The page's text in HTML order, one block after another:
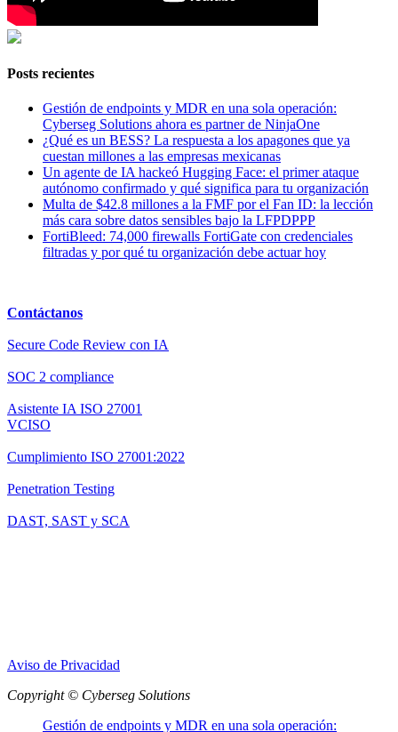
Posts recientes
Gestión de endpoints y MDR en una sola operación:
Cyberseg Solutions ahora es partner de NinjaOne
¿Qué es un BESS? La respuesta a los apagones que ya
cuestan millones a las empresas mexicanas
Un agente de IA hackeó Hugging Face: el primer ataque
autónomo confirmado y qué significa para tu organización
Multa de $42.8 millones a la FMF por el Fan ID: la lección
más cara sobre datos sensibles bajo la LFPDPPP
FortiBleed: 74,000 firewalls FortiGate con credenciales
filtradas y por qué tu organización debe actuar hoy
Contáctanos
Secure Code Review con IA
SOC 2 compliance
Asistente IA ISO 27001
VCISO
Cumplimiento ISO 27001:2022
Penetration Testing
DAST, SAST y SCA
Aviso de Privacidad
Copyright © Cyberseg Solutions
Gestión de endpoints y MDR en una sola operación: